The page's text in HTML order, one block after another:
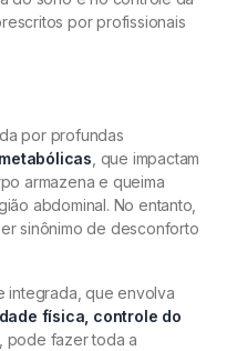
por profissionais
por profundas
, que impactam
armazena e queima
abdominal. No entanto,
sinônimo de desconforto
integrada, que envolva
física, controle do
, pode fazer toda a